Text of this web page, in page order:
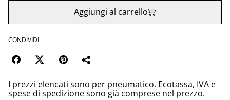
Aggiungi al carrello
CONDIVIDI
I prezzi elencati sono per pneumatico. Ecotassa, IVA e
spese di spedizione sono già comprese nel prezzo.